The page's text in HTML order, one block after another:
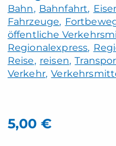
Bahn Bahnfahrt
Fahrzeuge
öffentliche
Regionalexpress
Reise reisen
Verkehr
5,00 €